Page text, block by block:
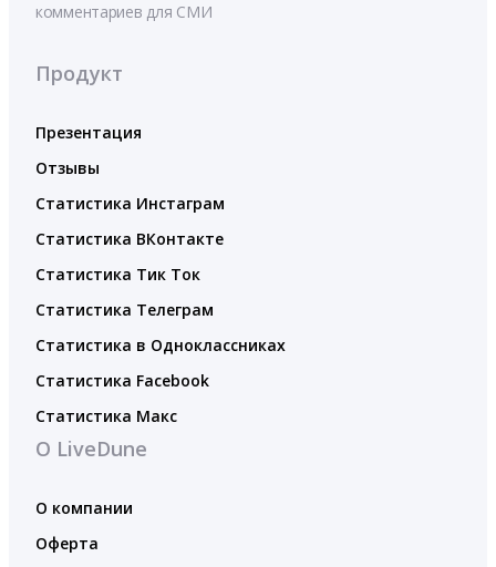
комментариев для СМИ
Продукт
Презентация
Отзывы
Статистика Инстаграм
Статистика ВКонтакте
Статистика Тик Ток
Статистика Телеграм
Статистика в Одноклассниках
Статистика Facebook
Статистика Макс
О LiveDune
О компании
Оферта